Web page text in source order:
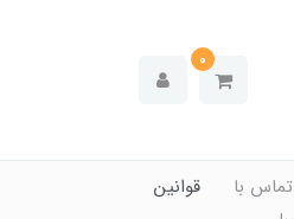
0
تماس با
قوانین